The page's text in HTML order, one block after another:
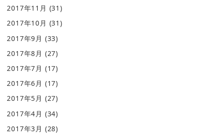
2017年11月 (31)
2017年10月 (31)
2017年9月 (33)
2017年8月 (27)
2017年7月 (17)
2017年6月 (17)
2017年5月 (27)
2017年4月 (34)
2017年3月 (28)